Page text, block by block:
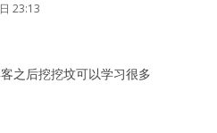
23:13
之后挖挖坟可以学习很多